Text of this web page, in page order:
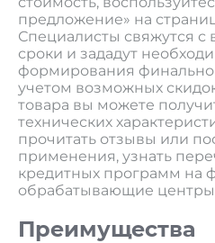
предложение» на
Специалисты свяжутся с
сроки и зададут
формирования
учетом возможных
товара вы можете
технических
прочитать отзывы или
применения, узнать
кредитных программ на
обрабатывающие центры
Преимущества